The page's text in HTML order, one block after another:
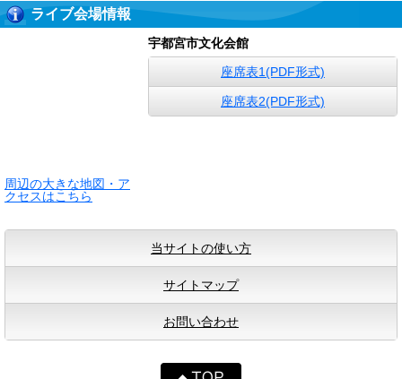
ライブ会場情報
周辺の大きな地図・ア
クセスはこちら
宇都宮市文化会館
座席表1(PDF形式)
座席表2(PDF形式)
当サイトの使い方
サイトマップ
お問い合わせ